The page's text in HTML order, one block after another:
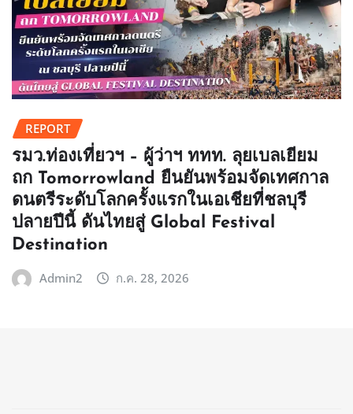
REPORT
รมว.ท่องเที่ยวฯ – ผู้ว่าฯ ททท. ลุยเบลเยียม
ถก Tomorrowland ยืนยันพร้อมจัดเทศกาล
ดนตรีระดับโลกครั้งแรกในเอเชียที่ชลบุรี
ปลายปีนี้ ดันไทยสู่ Global Festival
Destination
Admin2 ก.ค. 28, 2026